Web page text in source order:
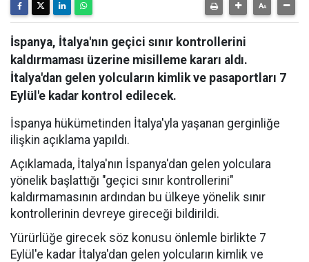
İspanya, İtalya'nın geçici sınır kontrollerini
kaldırmaması üzerine misilleme kararı aldı.
İtalya'dan gelen yolcuların kimlik ve pasaportları 7
Eylül'e kadar kontrol edilecek.
İspanya hükümetinden İtalya'yla yaşanan gerginliğe
ilişkin açıklama yapıldı.
Açıklamada, İtalya'nın İspanya'dan gelen yolculara
yönelik başlattığı "geçici sınır kontrollerini"
kaldırmamasının ardından bu ülkeye yönelik sınır
kontrollerinin devreye gireceği bildirildi.
Yürürlüğe girecek söz konusu önlemle birlikte 7
Eylül'e kadar İtalya'dan gelen yolcuların kimlik ve